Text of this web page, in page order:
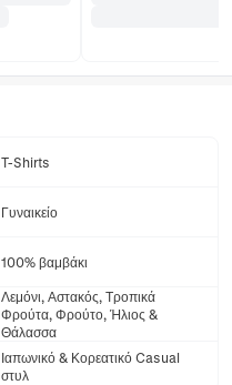
T-Shirts
Γυναικείο
100% βαμβάκι
Λεμόνι, Αστακός, Τροπικά
Φρούτα, Φρούτο, Ήλιος &
Θάλασσα
Ιαπωνικό & Κορεατικό Casual
στυλ